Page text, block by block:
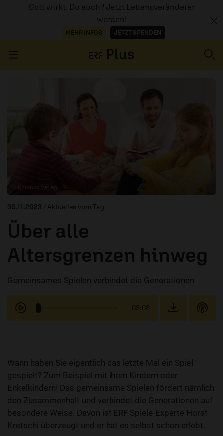
Gott wirkt. Du auch? Jetzt Lebensveränderer
werden!
MEHR INFOS JETZT SPENDEN
ÜBER
30.11.2023 / Aktuelles vom Tag
Über alle
Altersgrenzen hinweg
Gemeinsames Spielen verbindet die Generationen
03:08
Wann haben Sie eigentlich das letzte Mal ein Spiel
gespielt? Zum Beispiel mit ihren Kindern oder
Enkelkindern! Das gemeinsame Spielen fördert nämlich
den Zusammenhalt und verbindet die Generationen auf
besondere Weise. Davon ist ERF Spiele-Experte Horst
Kretschi überzeugt und er hat es selbst schon erlebt.